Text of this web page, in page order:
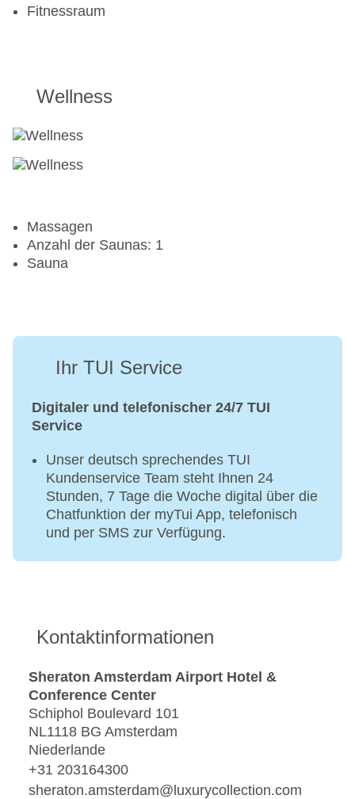
Fitnessraum
Wellness
Massagen
Anzahl der Saunas: 1
Sauna
Ihr TUI Service
Digitaler und telefonischer 24/7 TUI
Service
Unser deutsch sprechendes TUI
Kundenservice Team steht Ihnen 24
Stunden, 7 Tage die Woche digital über die
Chatfunktion der myTui App, telefonisch
und per SMS zur Verfügung.
Kontaktinformationen
Sheraton Amsterdam Airport Hotel &
Conference Center
Schiphol Boulevard 101
NL1118 BG Amsterdam
Niederlande
+31 203164300
sheraton.amsterdam@luxurycollection.com